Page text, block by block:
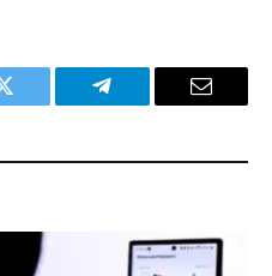
Twitter Telegram Email